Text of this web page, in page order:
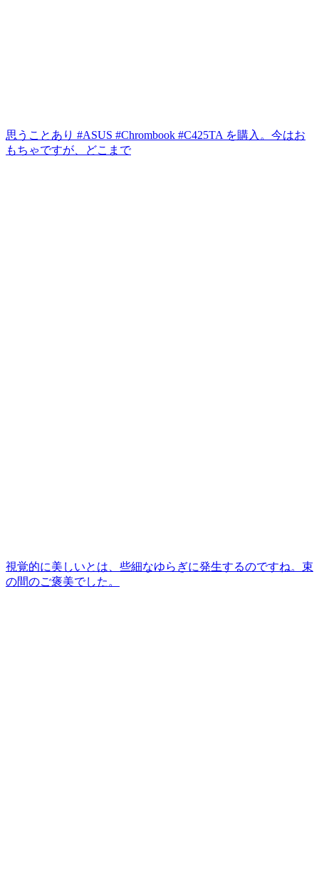
思うことあり #ASUS #Chrombook #C425TA を購入。今はお
もちゃですが、どこまで
視覚的に美しいとは、些細なゆらぎに発生するのですね。束
の間のご褒美でした。